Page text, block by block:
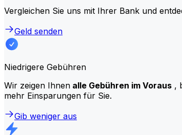
Vergleichen Sie uns mit Ihrer Bank und
Geld senden
Niedrigere Gebühren
Wir zeigen Ihnen alle Gebühren im Voraus ,
mehr Einsparungen für Sie.
Gib weniger aus